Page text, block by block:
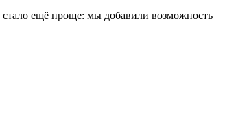
стало ещё проще: мы добавили возможность